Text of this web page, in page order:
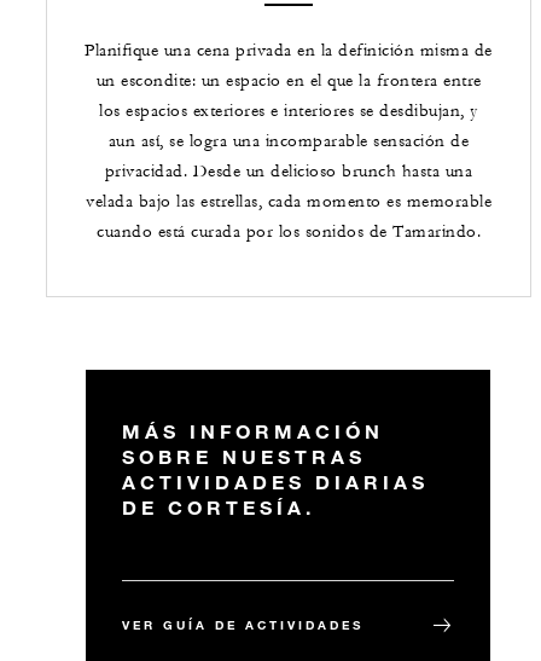
Planifique una cena privada en la definición misma de
un escondite: un espacio en el que la frontera entre
los espacios exteriores e interiores se desdibujan, y
aun así, se logra una incomparable sensación de
privacidad. Desde un delicioso brunch hasta una
velada bajo las estrellas, cada momento es memorable
cuando está curada por los sonidos de Tamarindo.
MÁS INFORMACIÓN
SOBRE NUESTRAS
ACTIVIDADES DIARIAS
DE CORTESÍA.
VER GUÍA DE ACTIVIDADES